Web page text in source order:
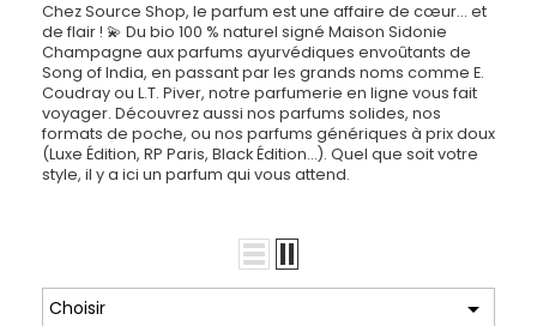
Chez Source Shop, le parfum est une affaire de cœur… et
de flair ! 💫 Du bio 100 % naturel signé Maison Sidonie
Champagne aux parfums ayurvédiques envoûtants de
Song of India, en passant par les grands noms comme E.
Coudray ou L.T. Piver, notre parfumerie en ligne vous fait
voyager. Découvrez aussi nos parfums solides, nos
formats de poche, ou nos parfums génériques à prix doux
(Luxe Édition, RP Paris, Black Édition…). Quel que soit votre
style, il y a ici un parfum qui vous attend.
Choisir 